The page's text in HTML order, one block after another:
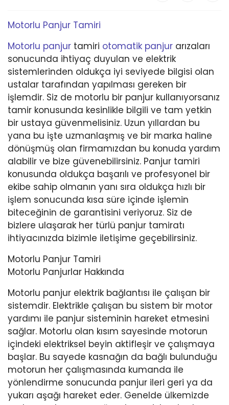
Motorlu Panjur Tamiri
Motorlu panjur tamiri otomatik panjur arızaları
sonucunda ihtiyaç duyulan ve elektrik
sistemlerinden oldukça iyi seviyede bilgisi olan
ustalar tarafından yapılması gereken bir
işlemdir. Siz de motorlu bir panjur kullanıyorsanız
tamir konusunda kesinlikle bilgili ve tam yetkin
bir ustaya güvenmelisiniz. Uzun yıllardan bu
yana bu işte uzmanlaşmış ve bir marka haline
dönüşmüş olan firmamızdan bu konuda yardım
alabilir ve bize güvenebilirsiniz. Panjur tamiri
konusunda oldukça başarılı ve profesyonel bir
ekibe sahip olmanın yanı sıra oldukça hızlı bir
işlem sonucunda kısa süre içinde işlemin
biteceğinin de garantisini veriyoruz. Siz de
bizlere ulaşarak her türlü panjur tamiratı
ihtiyacınızda bizimle iletişime geçebilirsiniz.
Motorlu Panjur Tamiri
Motorlu Panjurlar Hakkında
Motorlu panjur elektrik bağlantısı ile çalışan bir
sistemdir. Elektrikle çalışan bu sistem bir motor
yardımı ile panjur sisteminin hareket etmesini
sağlar. Motorlu olan kısım sayesinde motorun
içindeki elektriksel beyin aktifleşir ve çalışmaya
başlar. Bu sayede kasnağın da bağlı bulunduğu
motorun her çalışmasında kumanda ile
yönlendirme sonucunda panjur ileri geri ya da
yukarı aşağı hareket eder. Genelde ülkemizde